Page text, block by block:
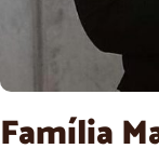
Família